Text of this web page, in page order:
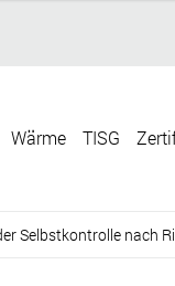
Wärme TISG
Selbstkontrolle nach